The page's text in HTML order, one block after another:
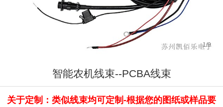
1 /9
智能农机线束--PCBA线束
关于定制：类似线束均可定制-根据您的图纸或样品要